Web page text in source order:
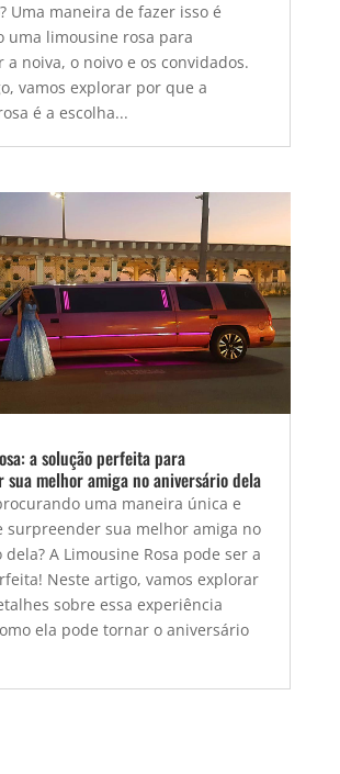
Uma maneira de fazer isso é
uma limousine rosa para
noiva, o noivo e os convidados.
vamos explorar por que a
é a escolha...
a solução perfeita para
sua melhor amiga no aniversário dela
uma maneira única e
surpreender sua melhor amiga no
A Limousine Rosa pode ser a
Neste artigo, vamos explorar
sobre essa experiência
ela pode tornar o aniversário